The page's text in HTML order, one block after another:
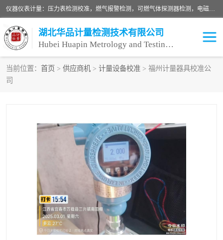
仪器仪表计量：压力表检测校准，燃气报警检测，可燃气体探测器检测，电磁流量计检测校准，明渠流量计检测，千斤顶检测标定，仪器校准，量具校准，仪表检测，仪器检测，计量设备校准；洁净室检测：洁净度检测，洁净厂房检测，无尘洁净室检测，悬浮粒子检测，*过滤器检测；安全阀校验：安全阀校验，安全阀检验，安全阀检测，安全阀年检，安全阀校正，安全阀校准；
湖北华品计量检测技术有限公司
Hubei Huapin Metrology and Testing Technology Co. , Ltd.
当前位置： 首页 > 供应商机 > 计量设备校准 > 福州计量器具校准公
司
设备检测 可燃气体探测器